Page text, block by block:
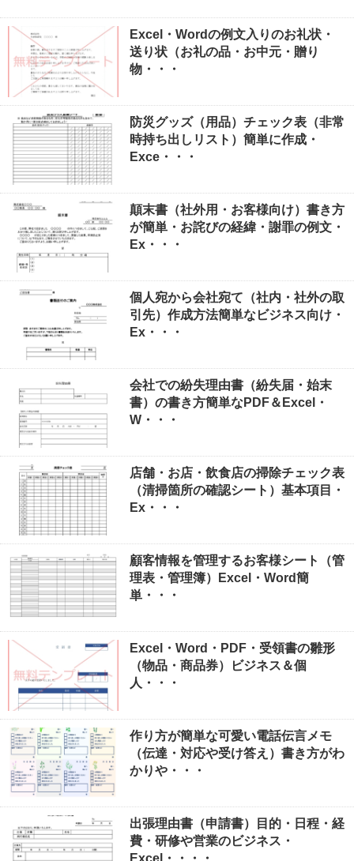
Excel・Wordの例文入りのお礼状・
送り状（お礼の品・お中元・贈り
物・・・
防災グッズ（用品）チェック表（非常
時持ち出しリスト）簡単に作成・
Exce・・・
顛末書（社外用・お客様向け）書き方
が簡単・お詫びの経緯・謝罪の例文・
Ex・・・
個人宛から会社宛て（社内・社外の取
引先）作成方法簡単なビジネス向け・
Ex・・・
会社での紛失理由書（紛失届・始末
書）の書き方簡単なPDF＆Excel・
W・・・
店舗・お店・飲食店の掃除チェック表
（清掃箇所の確認シート）基本項目・
Ex・・・
顧客情報を管理するお客様シート（管
理表・管理簿）Excel・Word簡
単・・・
Excel・Word・PDF・受領書の雛形
（物品・商品券）ビジネス＆個
人・・・
作り方が簡単な可愛い電話伝言メモ
（伝達・対応や受け答え）書き方がわ
かりや・・・
出張理由書（申請書）目的・日程・経
費・研修や営業のビジネス・